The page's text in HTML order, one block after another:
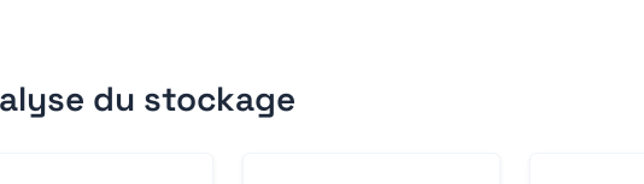
du stockage